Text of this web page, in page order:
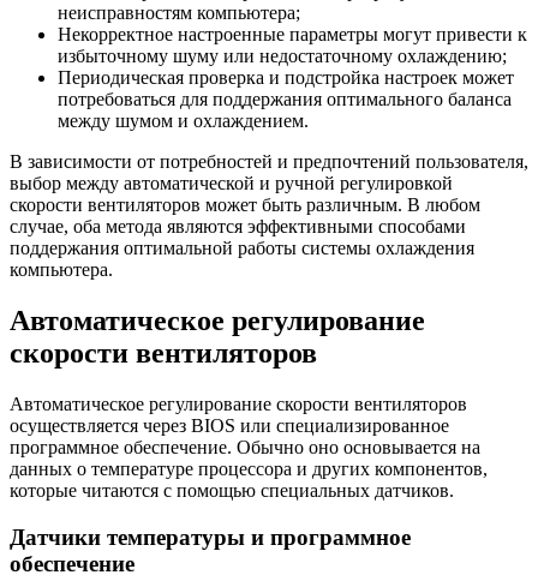
неисправностям компьютера;
Некорректное настроенные параметры могут привести к
избыточному шуму или недостаточному охлаждению;
Периодическая проверка и подстройка настроек может
потребоваться для поддержания оптимального баланса
между шумом и охлаждением.
В зависимости от потребностей и предпочтений пользователя,
выбор между автоматической и ручной регулировкой
скорости вентиляторов может быть различным. В любом
случае, оба метода являются эффективными способами
поддержания оптимальной работы системы охлаждения
компьютера.
Автоматическое регулирование
скорости вентиляторов
Автоматическое регулирование скорости вентиляторов
осуществляется через BIOS или специализированное
программное обеспечение. Обычно оно основывается на
данных о температуре процессора и других компонентов,
которые читаются с помощью специальных датчиков.
Датчики температуры и программное
обеспечение